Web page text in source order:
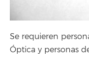
Se requieren
Óptica y personas